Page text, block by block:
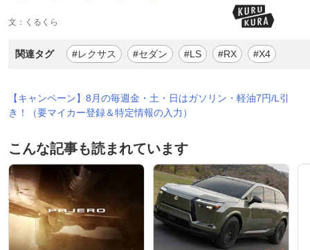
文：くるくら
関連タグ #レクサス #セダン #LS #RX #X4
【キャンペーン】8月の毎週金・土・日はガソリン・軽油7円/L引
き！（要マイカー登録＆特定情報の入力）
こんな記事も読まれています